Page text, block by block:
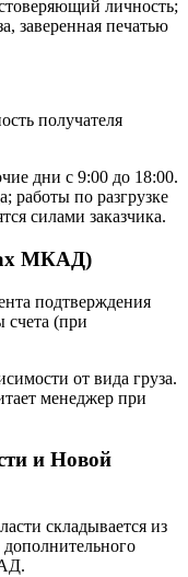
личность;
заверенная печатью
получателя
дни с 9:00 до 18:00.
работы по разгрузке
силами заказчика.
МКАД)
подтверждения
счета (при
от вида груза.
менеджер при
и Новой
складывается из